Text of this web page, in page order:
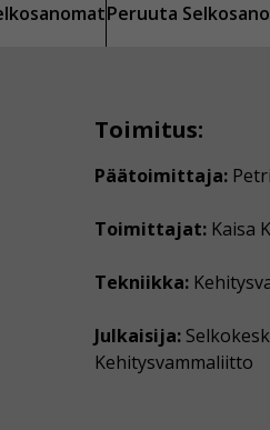
Peruuta
Toimitus:
Päätoimittaja:
Toimittajat: Kaisa
Tekniikka:
Julkaisija:
Kehitysvammaliitto